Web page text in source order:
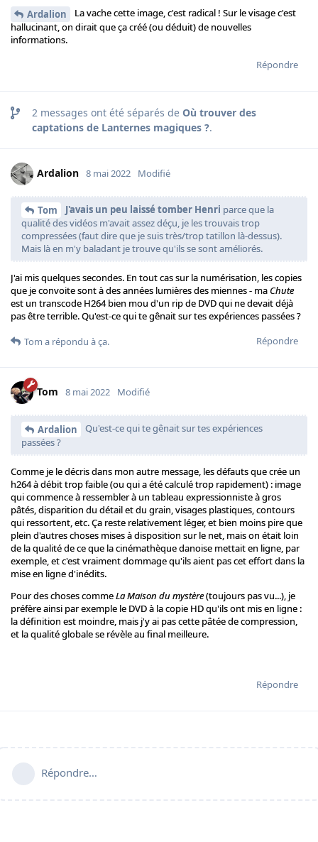
Ardalion
La vache cette image, c'est radical ! Sur le visage c'est
hallucinant, on dirait que ça créé (ou déduit) de nouvelles
informations.
Répondre
2 messages ont été séparés de Où trouver des
captations de Lanternes magiques ?.
Ardalion 8 mai 2022 Modifié
Tom J'avais un peu laissé tomber Henri parce que la
qualité des vidéos m'avait assez déçu, je les trouvais trop
compressées (faut dire que je suis très/trop tatillon là-dessus).
Mais là en m'y baladant je trouve qu'ils se sont améliorés.
J'ai mis quelques secondes. En tout cas sur la numérisation, les copies
que je convoite sont à des années lumières des miennes - ma Chute
est un transcode H264 bien mou d'un rip de DVD qui ne devait déjà
pas être terrible. Qu'est-ce qui te gênait sur tes expériences passées ?
Répondre
Tom a répondu à ça.
Tom 8 mai 2022 Modifié
Ardalion
Qu'est-ce qui te gênait sur tes expériences
passées ?
Comme je le décris dans mon autre message, les défauts que crée un
h264 à débit trop faible (ou qui a été calculé trop rapidement) : image
qui commence à ressembler à un tableau expressionniste à gros
pâtés, disparition du détail et du grain, visages plastiques, contours
qui ressortent, etc. Ça reste relativement léger, et bien moins pire que
plein d'autres choses mises à disposition sur le net, mais on était loin
de la qualité de ce que la cinémathèque danoise mettait en ligne, par
exemple, et c'est vraiment dommage qu'ils aient pas cet effort dans la
mise en ligne d'inédits.
Pour des choses commeLa Maison du mystère(toujours pas vu...), je
préfère ainsi par exemple le DVD à la copie HD qu'ils ont mis en ligne :
la définition est moindre, mais j'y ai pas cette pâtée de compression,
et la qualité globale se révèle au final meilleure.
Répondre
Répondre…